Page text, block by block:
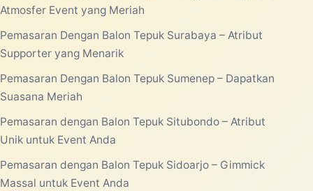
Atmosfer Event yang Meriah
Pemasaran Dengan Balon Tepuk Surabaya – Atribut
Supporter yang Menarik
Pemasaran Dengan Balon Tepuk Sumenep – Dapatkan
Suasana Meriah
Pemasaran dengan Balon Tepuk Situbondo – Atribut
Unik untuk Event Anda
Pemasaran dengan Balon Tepuk Sidoarjo – Gimmick
Massal untuk Event Anda